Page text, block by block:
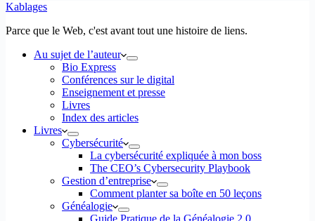
Kablages
Parce que le Web, c'est avant tout une histoire de liens.
Au sujet de l’auteur
Bio Express
Conférences sur le digital
Enseignement et presse
Livres
Index des articles
Livres
Cybersécurité
La cybersécurité expliquée à mon boss
The CEO’s Cybersecurity Playbook
Gestion d’entreprise
Comment planter sa boîte en 50 leçons
Généalogie
Guide Pratique de la Généalogie 2.0